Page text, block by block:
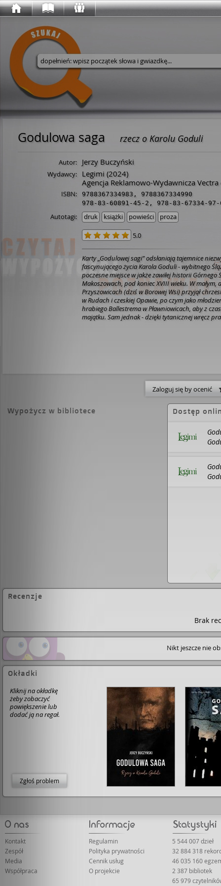
Wyszukaj w serwisie
Godulowa saga rzecz o Karolu Goduli
Autor: Jerzy Buczyński
Wydawcy: Legimi (2024)
Agencja Reklamowo-Wydawnicza Vectra
ISBN: 9788367334983 , 9788367334990
978-83-60891-45-2 , 978-83-67334-97-
Autotagi: druk książki powieści proza
5.0
Karty „Godulowej sagi” odsłaniają tajemnice
fascynującego życia Karola Goduli - wybitnego
poczesne miejsce w jakże zawiłej historii Górnego
Makoszowach, pod koniec XVIII wieku. W małym,
Przyszowicach (dziś w Borowej Wsi) przyjął
w Rudach i czeskiej Opawie, po czym jako
hrabiego Ballestrema w Pławniowicach, aby z
majątku. Sam jednak - dzięki tytanicznej wręcz
ponurego samotnika, a nawet okrutnika...
potępieniec, przemierza pola, łąki i bezdroża.
grobami cmentarza w Lyskach, gdzie pochowano
ludzie zwali go Sługą Czarta, Czarodziejem,
kramarzy z Nieczystymi Siłami, a przecież
proboszcza jednej z bytomskich parafii. Miał
pałac w Szombierkach, piękny dwór w Rudzie
Szombierkach, Orzegowie, Bobrku i Bujakowie.
jadał... tłuczone kartofle z zsiadłym mlekiem.
Zaloguj się by ocenić
Wypożycz w bibliotece Dostęp
Recenzje
Brak
Nikt jeszcze nie
Okładki
Kliknij na okładkę
żeby zobaczyć
powiększenie lub
dodać ją na regał.
Zgłoś problem
Kontakt
Zespół
Media
Współpraca
Regulamin
Polityka prywatności
Cennik usług
O projekcie
5 544 007 dzieł
32 884 318
46 035 160
2 387 bibliotek
65 979